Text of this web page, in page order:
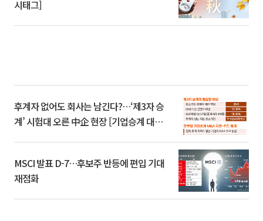
시태그]
후계자 없어도 회사는 남긴다?…‘제3자 승
계’ 시험대 오른 中企 현장 [기업승계 대전
MSCI 발표 D-7…후보주 반등에 편입 기대
재점화